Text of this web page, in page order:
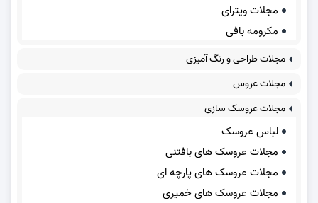
مجلات ویترای
مکرومه بافی
مجلات طراحی و رنگ آمیزی
مجلات عروس
مجلات عروسک سازی
لباس عروسک
مجلات عروسک های بافتنی
مجلات عروسک های پارچه ای
مجلات عروسک های خمیری